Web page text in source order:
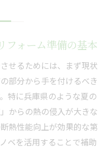
フォーム準備の基本
せるためには、まず現状
部分から手を付けるべき
特に兵庫県のような夏の
からの熱の侵入が大きな
熱性能向上が効果的な第
ベを活用することで補助